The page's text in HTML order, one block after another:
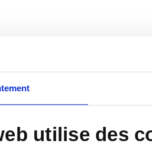
utilise des